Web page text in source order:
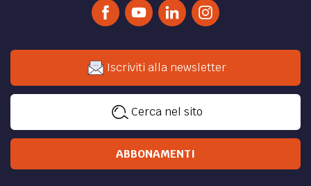
Iscriviti alla newsletter
Cerca nel sito
ABBONAMENTI